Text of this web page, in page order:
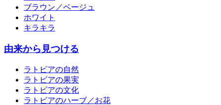
ブラウン／ベージュ
ホワイト
キラキラ
由来から見つける
ラトビアの自然
ラトビアの果実
ラトビアの文化
ラトビアのハーブ／お花